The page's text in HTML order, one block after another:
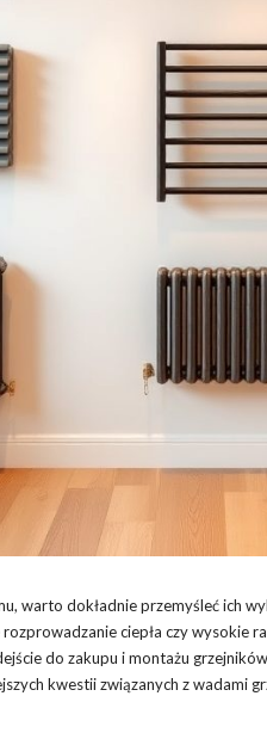
warto dokładnie przemyśleć ich
ciepła czy wysokie
do zakupu i montażu
kwestii związanych z wadami